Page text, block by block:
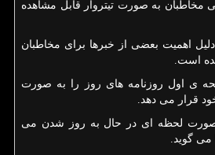
مخاطبان به صورت تیتروار قابل مشاهده
دلیل اهمیت بعضی از خبرها برای مخاطبان
است.
ی اول روزنامه های روز را به صورت
قرار می دهد.
صورت لحظه ای در حال به روز شدن می
می گوید.